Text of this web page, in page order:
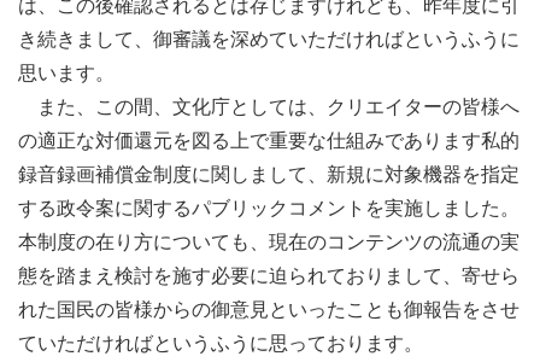
は、この後確認されるとは存じますけれども、昨年度に引
き続きまして、御審議を深めていただければというふうに
思います。
また、この間、文化庁としては、クリエイターの皆様へ
の適正な対価還元を図る上で重要な仕組みであります私的
録音録画補償金制度に関しまして、新規に対象機器を指定
する政令案に関するパブリックコメントを実施しました。
本制度の在り方についても、現在のコンテンツの流通の実
態を踏まえ検討を施す必要に迫られておりまして、寄せら
れた国民の皆様からの御意見といったことも御報告をさせ
ていただければというふうに思っております。